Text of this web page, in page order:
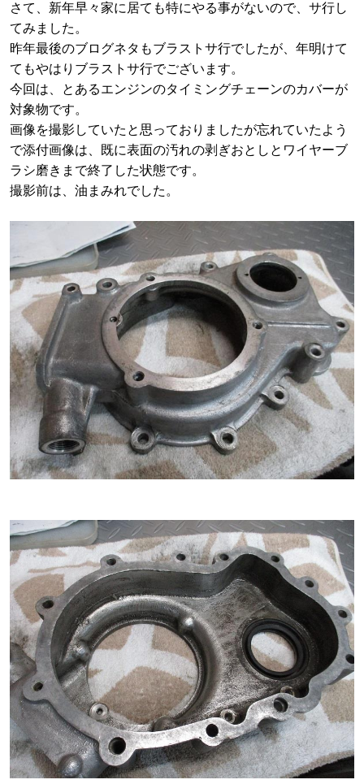
さて、新年早々家に居ても特にやる事がないので、サ行し
てみました。
昨年最後のブログネタもブラストサ行でしたが、年明けて
てもやはりブラストサ行でございます。
今回は、とあるエンジンのタイミングチェーンのカバーが
対象物です。
画像を撮影していたと思っておりましたが忘れていたよう
で添付画像は、既に表面の汚れの剥ぎおとしとワイヤーブ
ラシ磨きまで終了した状態です。
撮影前は、油まみれでした。